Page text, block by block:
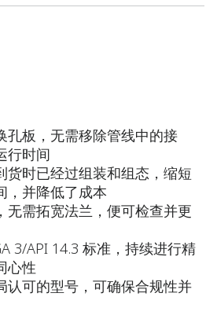
孔板，无需移除管线中的接
行时间
货时已经过组装和组态，缩短
，并降低了成本
无需拓宽法兰，便可检查并更
3/API 14.3 标准，持续进行精
心性
认可的型号，可确保合规性并